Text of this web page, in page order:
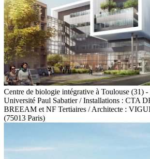
Centre de biologie intégrative à Toulouse (31)
Université Paul Sabatier / Installations : CTA
BREEAM et NF Tertiaires / Architecte :
(75013 Paris)